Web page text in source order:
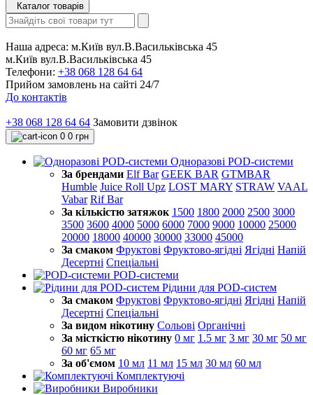
Каталог товарів
Наша адреса: м.Київ вул.В.Васильківська 45
м.Київ вул.В.Васильківська 45
Телефони: +38 068 128 64 64
Прийом замовлень на сайті 24/7
До контактів
+38 068 128 64 64 Замовити дзвінок
0 0 грн
Одноразові POD-системи
За брендами Elf Bar GEEK BAR GTMBAR
Humble Juice Roll Upz LOST MARY STRAW VAAL
Vabar Rif Bar
За кількістю затяжок 1500 1800 2000 2500 3000
3500 3600 4000 5000 6000 7000 9000 10000 25000
20000 18000 40000 30000 33000 45000
За смаком Фруктові Фруктово-ягідні Ягідні Напій
Десертні Спеціальні
POD-системи
Рідини для POD-систем
За смаком Фруктові Фруктово-ягідні Ягідні Напій
Десертні Спеціальні
За видом нікотину Сольові Органічні
За місткістю нікотину 0 мг 1.5 мг 3 мг 30 мг 50 мг
60 мг 65 мг
За об'ємом 10 мл 11 мл 15 мл 30 мл 60 мл
Комплектуючі
Виробники